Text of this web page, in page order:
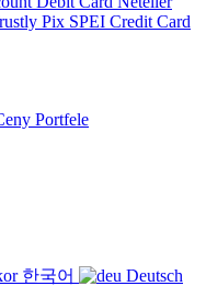
Pix SPEI Credit Card
Portfele
한국어
Deutsch